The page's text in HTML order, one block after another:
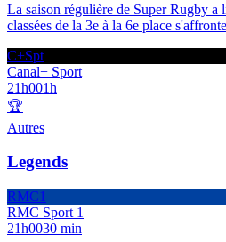
La saison régulière de Super Rugby a
classées de la 3e à la 6e place
C+Spt
Canal+ Sport
21h001h
🏆
Autres
Legends
RMC1
RMC Sport 1
21h0030 min